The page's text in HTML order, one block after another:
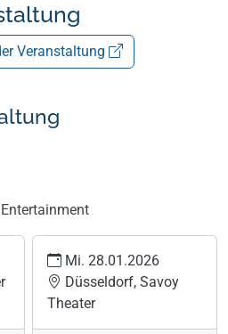
Veranstaltung
Mi. 28.01.2026
Düsseldorf, Savoy
Theater